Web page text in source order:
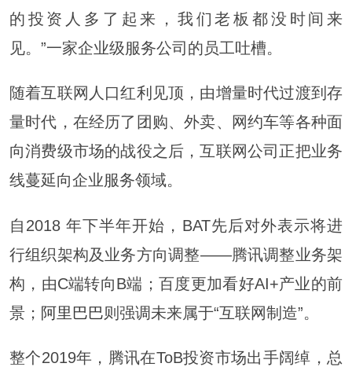
的投资人多了起来，我们老板都没时间来
见。”一家企业级服务公司的员工吐槽。
随着互联网人口红利见顶，由增量时代过渡到存
量时代，在经历了团购、外卖、网约车等各种面
向消费级市场的战役之后，互联网公司正把业务
线蔓延向企业服务领域。
自2018 年下半年开始，BAT先后对外表示将进
行组织架构及业务方向调整——腾讯调整业务架
构，由C端转向B端；百度更加看好AI+产业的前
景； 阿里巴巴则强调未来属于“互联网制造”。
整个2019年，腾讯在ToB投资市场出手阔绰，总